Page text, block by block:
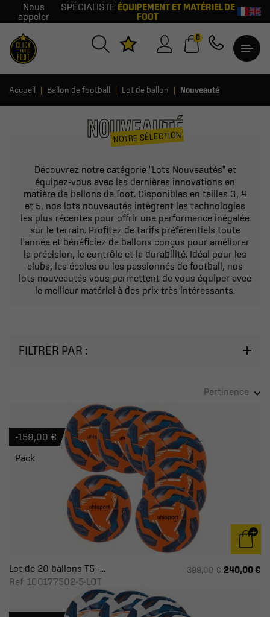
Nous
appeler
SPÉCIALISTE ÉQUIPEMENT ET MATÉRIEL DE
FOOT
0
Accueil Ballon de football Lot de ballon Nouveauté
NOUVEAUTÉ
NOTRE SÉLECTION
Découvrez notre catégorie "Lots Nouveautés" et
équipez-vous avec les dernières innovations en
matière de ballons de foot. Disponibles en tailles 3, 4
et 5, nos lots nouveautés intègrent les technologies
les plus récentes pour offrir une performance inégalée
sur le terrain. Profitez de tarifs préférentiels toute
l'année et bénéficiez de ballons conçus pour améliorer
la précision, le contrôle et la durabilité. Idéal pour les
clubs, les écoles ou les passionnés de football, nos
lots nouveautés vous permettent de vous équiper avec
le meilleur matériel à des prix très intéressants.
FILTRER PAR :
Pertinence
Lot de 20 ballons T5 -...
Ref: 100177502-5-LOT
399,00 € 240,00 €
-159,00 €
Pack